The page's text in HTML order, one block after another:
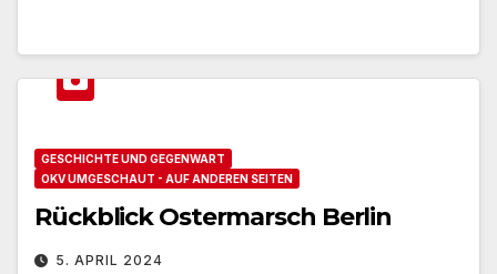
GESCHICHTE UND GEGENWART
OKV UMGESCHAUT - AUF ANDEREN SEITEN
Rückblick Ostermarsch Berlin
5. APRIL 2024